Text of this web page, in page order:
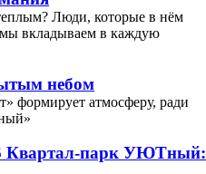
Люди, которые в нём
вкладываем в каждую
небом
атмосферу, ради
Квартал-парк УЮТный: